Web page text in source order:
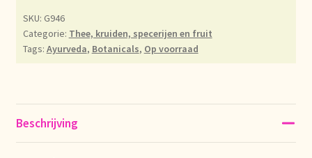
Expédition et livraison
SKU: G946
Categorie: Thee, kruiden, specerijen en fruit
Tags: Ayurveda, Botanicals, Op voorraad
Beschrijving